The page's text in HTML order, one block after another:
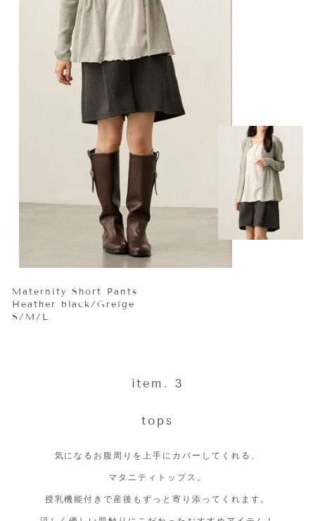
Maternity Short Pants
Heather black/Greige
S/M/L
item. 3
tops
気になるお腹周りを上手にカバーしてくれる、
マタニティトップス。
授乳機能付きで産後もずっと寄り添ってくれます。